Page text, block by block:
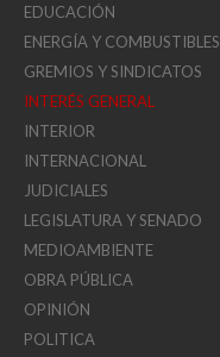
EDUCACIÓN
ENERGÍA Y COMBUSTIBLES
GREMIOS Y SINDICATOS
INTERÉS GENERAL
INTERIOR
INTERNACIONAL
JUDICIALES
LEGISLATURA Y SENADO
MEDIOAMBIENTE
OBRA PÚBLICA
OPINIÓN
POLITICA